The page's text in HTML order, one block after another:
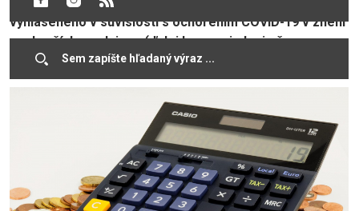
vyhláseného v súvislosti s ochorením COVID-19 v znení
neskorších predpisov (ďalej len „nariadenie č.
103/2020“).